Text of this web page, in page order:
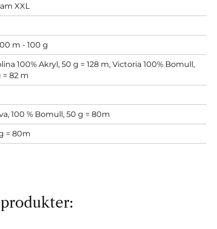
XXL
m - 100 g
100% Akryl, 50 g = 128 m, Victoria 100% Bomull,
= 82 m
100 % Bomull, 50 g = 80m
= 80m